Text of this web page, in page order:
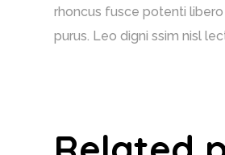
rhoncus fusce potenti
purus. Leo digni ssim nisl